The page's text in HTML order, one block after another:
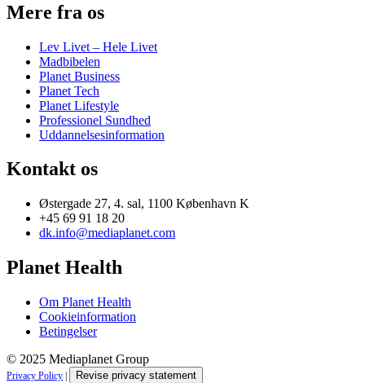
Mere fra os
Lev Livet – Hele Livet
Madbibelen
Planet Business
Planet Tech
Planet Lifestyle
Professionel Sundhed
Uddannelsesinformation
Kontakt os
Østergade 27, 4. sal, 1100 København K
+45 69 91 18 20
dk.info@mediaplanet.com
Planet Health
Om Planet Health
Cookieinformation
Betingelser
© 2025 Mediaplanet Group
Privacy Policy Revise privacy statement